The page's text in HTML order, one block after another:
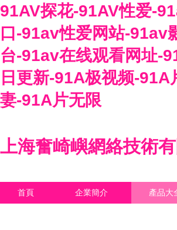
91AV探花-91AV性爱-
口-91av性爱网站-91av
台-91av在线观看网址-
日更新-91A极视频-91A
妻-91A片无限
上海奮崎嶼網絡技術
首頁 企業簡介 產品大